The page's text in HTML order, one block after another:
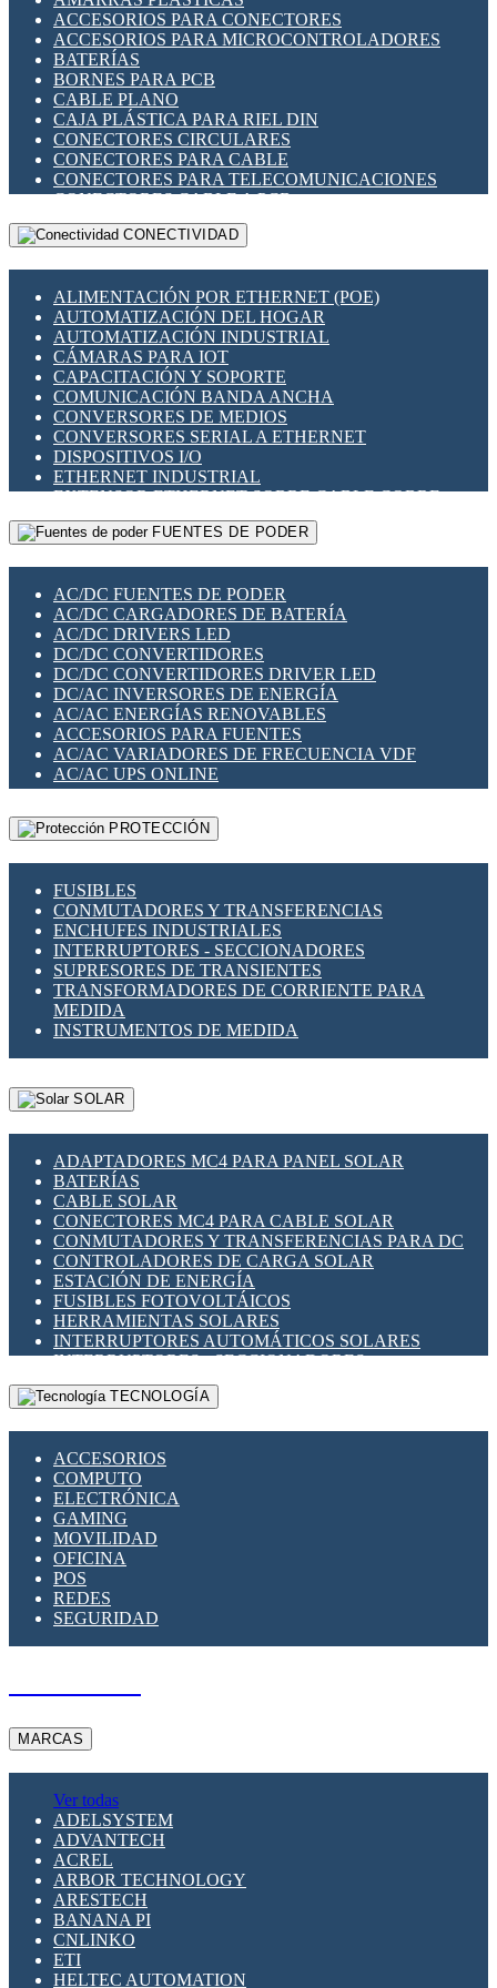
INDICADORES PARA PANEL
INTERFACES DE RELÉ
INTERRUPTORES FIN DE CARRERA
LLAVES CONMUTADORAS
MEDIDORES DE ENERGÍA Y TC'S DE CORRIENTE
MOTORES PASO A PASO
PANTALLAS HMI
PLC -CONTROLADORES LÓGICO PROGRAMABLES
PROGRAMADORES DE HORARIO
RELÉS DE PROTECCIÓN
SENSORES CAPACITIVOS
SENSORES INDUCTIVOS
TEMPORIZADORES
VARIACS
VARIADORES DE FRECUENCIA [VDF]
SECCIONADORES - INTERRUPTORES
MAQUINARIA
ACCESORIOS PARA CONECTORES
ACCESORIOS PARA MICROCONTROLADORES
BATERÍAS
BORNES PARA PCB
CABLE PLANO
CAJA PLÁSTICA PARA RIEL DIN
CONECTORES CIRCULARES
CONECTORES PARA CABLE
CONECTORES PARA TELECOMUNICACIONES
CONECTORES CABLE A PCB
CONECTORES PCB A CABLE
DIP SWITCHES
HERRAMIENTAS VARIAS
ILUMINACIÓN LED
INTERRUPTORES REED
INTERFACES DE RELÉ
OTROS RELÉS
PROTECCIÓN TÉRMICA
RELÉS AUTOMOTRICES
RELÉS DE SEÑAL
RELÉS DE ESTADO SÓLIDO SSR
RELÉS INDUSTRIALES
RELÉS MINIATURA DE POTENCIA
SENSORES MAGNÉTICOS
SWITCH Y MICROSWITCH
TARJETAS PI
UNIÓN Y DERIVACIÓN DE CABLE
CONECTIVIDAD
ALIMENTACIÓN POR ETHERNET (POE)
AUTOMATIZACIÓN DEL HOGAR
AUTOMATIZACIÓN INDUSTRIAL
CÁMARAS PARA IOT
CAPACITACIÓN Y SOPORTE
COMUNICACIÓN BANDA ANCHA
CONVERSORES DE MEDIOS
CONVERSORES SERIAL A ETHERNET
DISPOSITIVOS I/O
ETHERNET INDUSTRIAL
EXTENSOR ETHERNET SOBRE CABLE COBRE
GATEWAY LORAWAN
GESTIÓN DE REDES
PLACAS MODULARES IOT
SWITCHES Y REDES WIFI
SOLUCIONES IOT
SOLUCIONES LORAWAN
SOLUCIONES RED CELULAR
SEGURIDAD PARA REDES
SWITCHES LAN
TELEFONÍA IP (VOIP)
VIGILANCIA IP (CCTV)
MESHTASTIC
FUENTES DE PODER
AC/DC FUENTES DE PODER
AC/DC CARGADORES DE BATERÍA
AC/DC DRIVERS LED
DC/DC CONVERTIDORES
DC/DC CONVERTIDORES DRIVER LED
DC/AC INVERSORES DE ENERGÍA
AC/AC ENERGÍAS RENOVABLES
ACCESORIOS PARA FUENTES
AC/AC VARIADORES DE FRECUENCIA VDF
AC/AC UPS ONLINE
PROTECCIÓN
FUSIBLES
CONMUTADORES Y TRANSFERENCIAS
ENCHUFES INDUSTRIALES
INTERRUPTORES - SECCIONADORES
SUPRESORES DE TRANSIENTES
TRANSFORMADORES DE CORRIENTE PARA
MEDIDA
INSTRUMENTOS DE MEDIDA
SOLAR
ADAPTADORES MC4 PARA PANEL SOLAR
BATERÍAS
CABLE SOLAR
CONECTORES MC4 PARA CABLE SOLAR
CONMUTADORES Y TRANSFERENCIAS PARA DC
CONTROLADORES DE CARGA SOLAR
ESTACIÓN DE ENERGÍA
FUSIBLES FOTOVOLTÁICOS
HERRAMIENTAS SOLARES
INTERRUPTORES AUTOMÁTICOS SOLARES
INTERRUPTORES - SECCIONADORES
FOTOVOLTÁICOS
MONTAJE PANEL SOLAR
SUPRESOR DE TRANSIENTES SPDS PARA
APLICACIONES FOTOVOLTAICAS
TECNOLOGÍA
ACCESORIOS
COMPUTO
ELECTRÓNICA
GAMING
MOVILIDAD
OFICINA
POS
REDES
SEGURIDAD
MARCAS
Ver todas
ADELSYSTEM
ADVANTECH
ACREL
ARBOR TECHNOLOGY
ARESTECH
BANANA PI
CNLINKO
ETI
HELTEC AUTOMATION